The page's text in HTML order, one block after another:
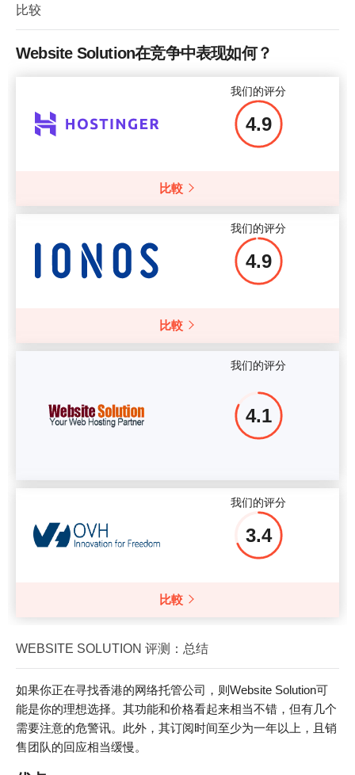
RAM 存储器
价格
4GB
$ 62.83
比较
Website Solution在竞争中表现如何？
我们的评分
4.9
比較
我们的评分
4.9
比較
我们的评分
4.1
我们的评分
3.4
比較
WEBSITE SOLUTION 评测：总结
如果你正在寻找香港的网络托管公司，则Website Solution可
能是你的理想选择。其功能和价格看起来相当不错，但有几个
需要注意的危警讯。此外，其订阅时间至少为一年以上，且销
售团队的回应相当缓慢。